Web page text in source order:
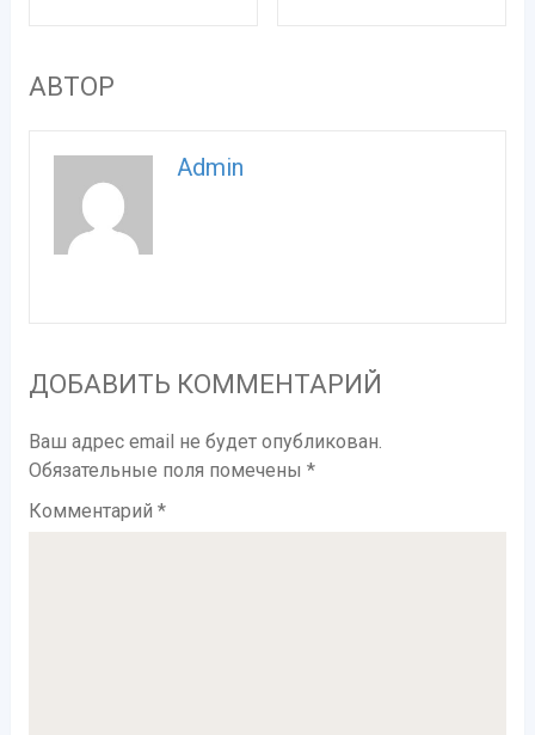
АВТОР
Admin
ДОБАВИТЬ КОММЕНТАРИЙ
Ваш адрес email не будет опубликован.
Обязательные поля помечены *
Комментарий *